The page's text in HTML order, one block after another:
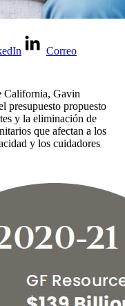
Correo
California, Gavin
presupuesto propuesto
y la eliminación de
que afectan a los
y los cuidadores